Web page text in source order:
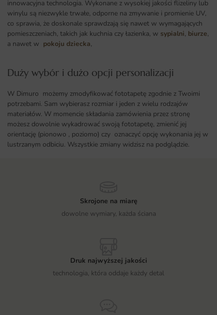
innowacyjna technologia. Wykonane z wysokiej jakości flizeliny lub
winylu są niezwykle trwałe, odporne na zmywanie i promienie UV,
co sprawia, że doskonale sprawdzają się nawet w wymagających
pomieszczeniach, takich jak kuchnia czy łazienka, w sypialni, biurze,
a nawet w pokoju dziecka,
Duży wybór i dużo opcji personalizacji ​
W Dimuro możemy zmodyfikować fototapetę zgodnie z Twoimi
potrzebami. Sam wybierasz rozmiar i jeden z wielu rodzajów
materiałów. W momencie składania zamówienia przez stronę
możesz dowolnie wykadrować swoją fototapetę, zmienić jej
orientację (pionowo , poziomo) czy oznaczyć opcję wykonania jej w
lustrzanym odbiciu. Wszystkie zmiany widzisz na podglądzie.
Skrojone na miarę
dowolne wymiary, każda ściana
Druk najwyższej jakości
technologia, która oddaje każdy detal